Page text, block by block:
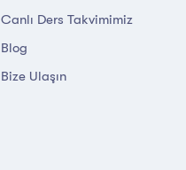
Canlı Ders Takvimimiz
Blog
Bize Ulaşın